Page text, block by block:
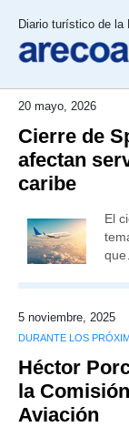
Diario turístico de la
20 mayo, 2026
Cierre de
afectan
caribe
El
5 noviembre, 2025
DURANTE LOS
Héctor
la
Aviación